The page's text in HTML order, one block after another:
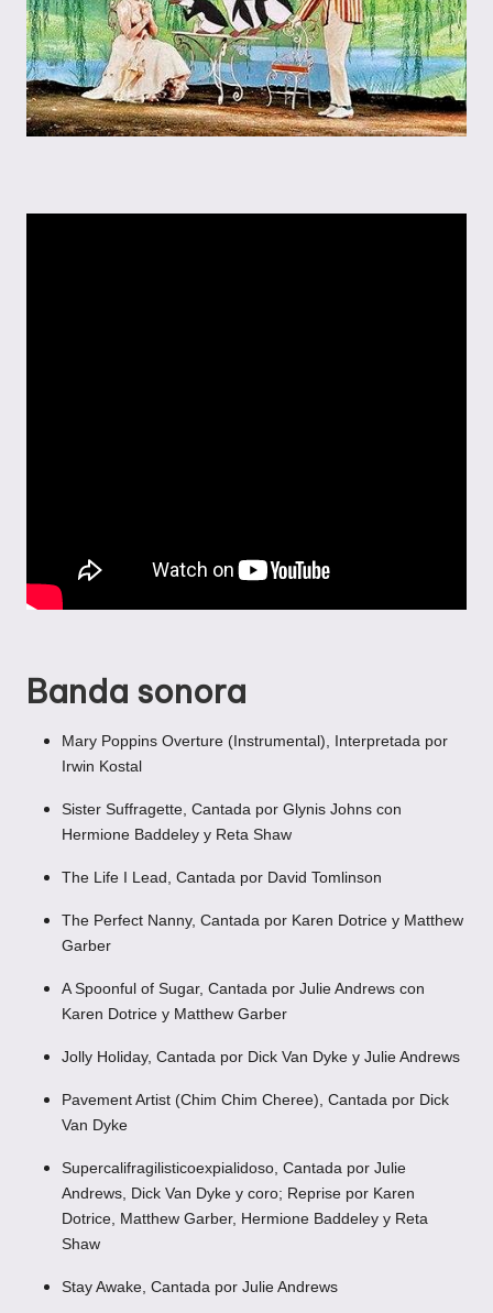
Banda sonora
Mary Poppins Overture (Instrumental), Interpretada por
Irwin Kostal
Sister Suffragette, Cantada por Glynis Johns con
Hermione Baddeley y Reta Shaw
The Life I Lead, Cantada por David Tomlinson
The Perfect Nanny, Cantada por Karen Dotrice y Matthew
Garber
A Spoonful of Sugar, Cantada por Julie Andrews con
Karen Dotrice y Matthew Garber
Jolly Holiday, Cantada por Dick Van Dyke y Julie Andrews
Pavement Artist (Chim Chim Cheree), Cantada por Dick
Van Dyke
Supercalifragilisticoexpialidoso, Cantada por Julie
Andrews, Dick Van Dyke y coro; Reprise por Karen
Dotrice, Matthew Garber, Hermione Baddeley y Reta
Shaw
Stay Awake, Cantada por Julie Andrews